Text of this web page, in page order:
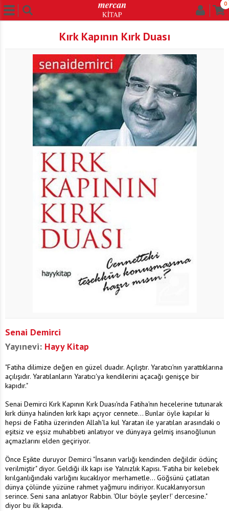
0
Kırk Kapının Kırk Duası
Senai Demirci
Yayınevi: Hayy Kitap
"Fatiha dilimize değen en güzel duadır. Açılıştır. Yaratıcı'nın yarattıklarına
açılışıdır. Yaratılanların Yaratıcı'ya kendilerini açacağı genişçe bir
kapıdır."
Senai Demirci Kırk Kapının Kırk Duası'nda Fatiha'nın hecelerine tutunarak
kırk dünya halinden kırk kapı açıyor cennete... Bunlar öyle kapılar ki
hepsi de Fatiha üzerinden Allah'la kul Yaratan ile yaratılan arasındaki o
eşitsiz ve eşsiz muhabbeti anlatıyor ve dünyaya gelmiş insanoğlunun
açmazlarını elden geçiriyor.
Önce Eşikte duruyor Demirci "İnsanın varlığı kendinden değildir ödünç
verilmiştir" diyor. Geldiği ilk kapı ise Yalnızlık Kapısı. "Fatiha bir kelebek
kırılganlığındaki varlığını kucaklıyor merhametle... Göğsünü çatlatan
dünya çölünde yüzüne rahmet yağmuru indiriyor. Kucaklanıyorsun
serince. Seni sana anlatıyor Rabbin. 'Olur böyle şeyler!' dercesine."
diyor bu ilk kapıda.